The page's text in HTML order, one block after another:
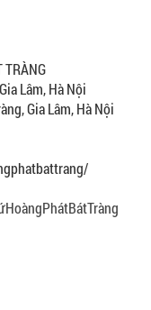
TRÀNG
Lâm, Hà Nội
Gia Lâm, Hà Nội